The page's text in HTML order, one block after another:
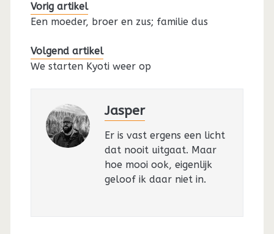
Vorig artikel
Een moeder, broer en zus; familie dus
Volgend artikel
We starten Kyoti weer op
Jasper
Er is vast ergens een licht
dat nooit uitgaat. Maar
hoe mooi ook, eigenlijk
geloof ik daar niet in.